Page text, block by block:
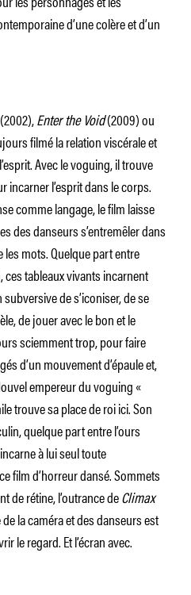
d’une colère et d’un
Enter the Void(2009) ou
filmé la relation viscérale et
Avec le voguing, il trouve
incarner l’esprit dans le corps.
comme langage, le film laisse
des danseurs s’entremêler dans
mots. Quelque part entre
ces tableaux vivants incarnent
de s’iconiser, de se
de jouer avec le bon et le
sciemment trop, pour faire
d’un mouvement d’épaule et,
empereur du voguing «
trouve sa place de roi ici. Son
quelque part entre l’ours
à lui seul toute
film d’horreur dansé. Sommets
de rétine, l’outrance deClimax
la caméra et des danseurs est
le regard. Et l’écran avec.